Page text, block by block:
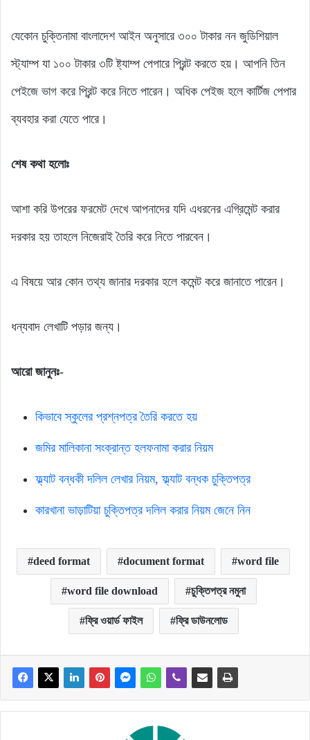
যেকোন চুক্তিনামা বাংলাদেশ আইন অনুসারে ৩০০ টাকার নন জুডিশিয়াল
স্ট্যাম্প যা ১০০ টাকার ৩টি ষ্ট্যাম্প পেপারে প্রিন্ট করতে হয়। আপনি তিন
পেইজে ভাগ করে প্রিন্ট করে নিতে পারেন। অধিক পেইজ হলে কার্টিজ পেপার
ব্যবহার করা যেতে পারে।
শেষ কথা হলোঃ
আশা করি উপরের ফরমেট দেখে আপনাদের যদি এধরনের এগ্রিমেন্ট করার
দরকার হয় তাহলে নিজেরাই তৈরি করে নিতে পারবেন।
এ বিষয়ে আর কোন তথ্য জানার দরকার হলে কমেন্ট করে জানাতে পারেন।
ধন্যবাদ লেখাটি পড়ার জন্য।
আরো জানুনঃ-
কিভাবে স্কুলের প্রশ্নপত্র তৈরি করতে হয়
জমির মালিকানা সংক্রান্ত হলফনামা করার নিয়ম
ফ্ল্যাট বন্ধকী দলিল লেখার নিয়ম, ফ্ল্যাট বন্ধক চুক্তিপত্র
কারখানা ভাড়াটিয়া চুক্তিপত্র দলিল করার নিয়ম জেনে নিন
deed format document format word file
word file download চুক্তিপত্র নমুনা
ফ্রি ওয়ার্ড ফাইল ফ্রি ডাউনলোড